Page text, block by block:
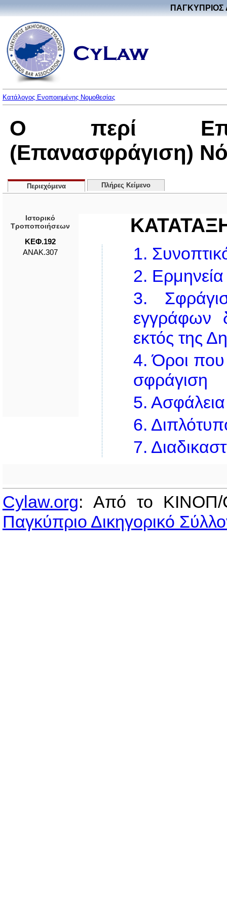
ΠΑΓΚΥΠΡΙΟΣ
Κατάλογος Ενοποιημένης Νομοθεσίας
Ο περί
(Επανασφράγιση)
Περιεχόμενα Πλήρες Κείμενο
Ιστορικό
Τροποποιήσεων
ΚΕΦ.192
ΑΝΑΚ.307
1.
2. Ερμηνεία
3.
εγγράφων
εκτός της
4.Όροι που
σφράγιση
5.
6.
7.
Cylaw.org: Από το
Παγκύπριο Δικηγορικό